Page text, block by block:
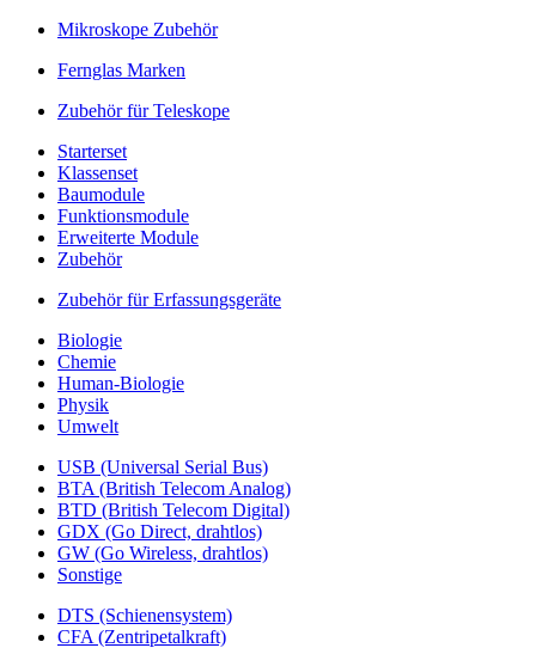
Mikroskope Zubehör
Fernglas Marken
Zubehör für Teleskope
Starterset
Klassenset
Baumodule
Funktionsmodule
Erweiterte Module
Zubehör
Zubehör für Erfassungsgeräte
Biologie
Chemie
Human-Biologie
Physik
Umwelt
USB (Universal Serial Bus)
BTA (British Telecom Analog)
BTD (British Telecom Digital)
GDX (Go Direct, drahtlos)
GW (Go Wireless, drahtlos)
Sonstige
DTS (Schienensystem)
CFA (Zentripetalkraft)